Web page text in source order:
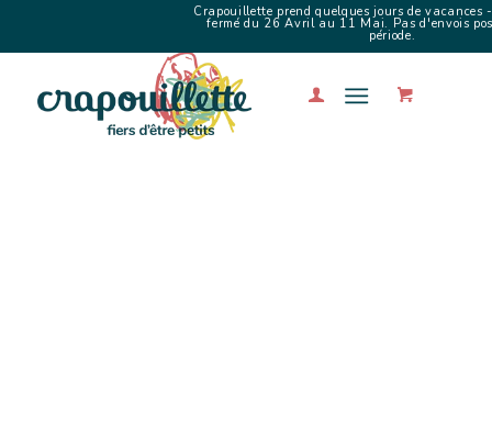
Crapouillette prend quelques jours de vacances
fermé du 26 Avril au 11 Mai. Pas d'envois
période.